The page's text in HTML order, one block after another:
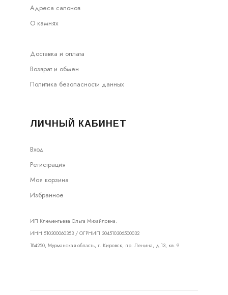
Адреса салонов
О камнях
Доставка и оплата
Возврат и обмен
Политика безопасности данных
ЛИЧНЫЙ КАБИНЕТ
Вход
Регистрация
Моя корзина
Избранное
ИП Клементьева Ольга Михайловна.
ИНН 510300060353 / ОГРНИП 304510306500032
184250, Мурманская область, г. Кировск, пр. Ленина, д.13, кв. 9